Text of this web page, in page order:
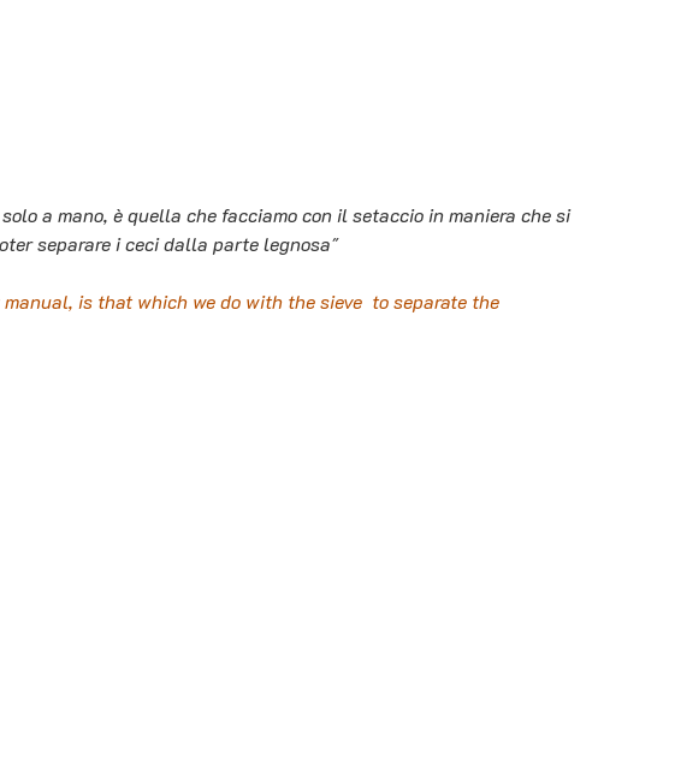
a mano, è quella che facciamo con il setaccio in maniera che si
separare i ceci dalla parte legnosa"
is that which we do with the sieve  to separate the